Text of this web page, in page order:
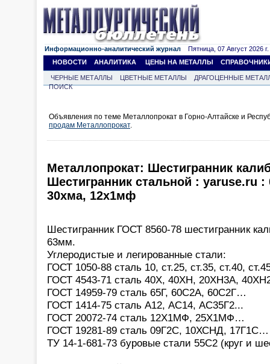
Информационно-аналитический журнал Пятница, 07 Август 2026 г.
НОВОСТИ
АНАЛИТИКА ЦЕНЫ НА МЕТАЛЛЫ
ЧЕРНЫЕ МЕТАЛЛЫ ЦВЕТНЫЕ МЕТАЛЛЫ
ДРАГОЦЕННЫЕ
ПОИСК
Объявления по теме Металлопрокат в Горно-Алтайске и
продам Металлопрокат.
Металлопрокат: Шестигранник
Шестигранник стальной : yaruse.ru :
30хма, 12х1мф
Шестигранник ГОСТ 8560-78 шестигранник
63мм.
Углеродистые и легированные стали:
ГОСТ 1050-88 сталь 10, ст.25, ст.35, ст.40,
ГОСТ 4543-71 сталь 40Х, 40ХН, 20ХН3А,
ГОСТ 14959-79 сталь 65Г, 60С2А, 60С2Г…
ГОСТ 1414-75 сталь А12, АС14, АС35Г2...
ГОСТ 20072-74 сталь 12Х1МФ, 25Х1МФ…
ГОСТ 19281-89 сталь 09Г2С, 10ХСНД, 17Г1С…
ТУ 14-1-681-73 буровые стали 55С2 (круг и